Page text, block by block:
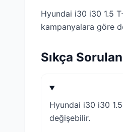
Hyundai i30 i30 1.5
kampanyalara göre
Sıkça
Hyundai i30 i30
değişebilir.